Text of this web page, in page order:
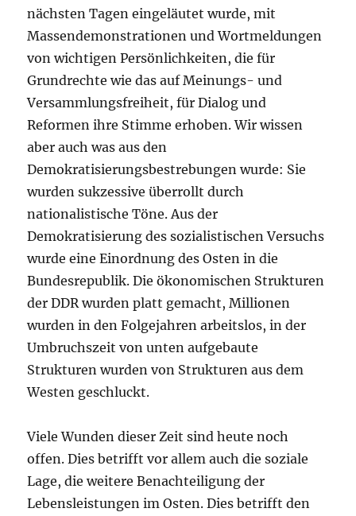
nächsten Tagen eingeläutet wurde, mit
Massendemonstrationen und Wortmeldungen
von wichtigen Persönlichkeiten, die für
Grundrechte wie das auf Meinungs- und
Versammlungsfreiheit, für Dialog und
Reformen ihre Stimme erhoben. Wir wissen
aber auch was aus den
Demokratisierungsbestrebungen wurde: Sie
wurden sukzessive überrollt durch
nationalistische Töne. Aus der
Demokratisierung des sozialistischen Versuchs
wurde eine Einordnung des Osten in die
Bundesrepublik. Die ökonomischen Strukturen
der DDR wurden platt gemacht, Millionen
wurden in den Folgejahren arbeitslos, in der
Umbruchszeit von unten aufgebaute
Strukturen wurden von Strukturen aus dem
Westen geschluckt.
Viele Wunden dieser Zeit sind heute noch
offen. Dies betrifft vor allem auch die soziale
Lage, die weitere Benachteiligung der
Lebensleistungen im Osten. Dies betrifft den